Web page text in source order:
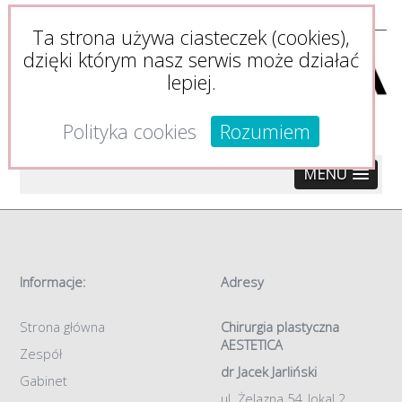
MENU
Informacje:
Strona główna
Zespół
Gabinet
Adresy
Chirurgia plastyczna
AESTETICA
dr Jacek Jarliński
Ta strona używa ciasteczek (cookies),
dzięki którym nasz serwis może działać
lepiej.
Polityka cookies
Rozumiem